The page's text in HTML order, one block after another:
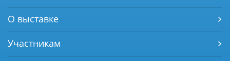
О выставке
Участникам